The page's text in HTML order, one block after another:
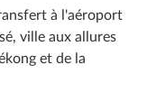
à l'aéroport
ville aux allures
et de la